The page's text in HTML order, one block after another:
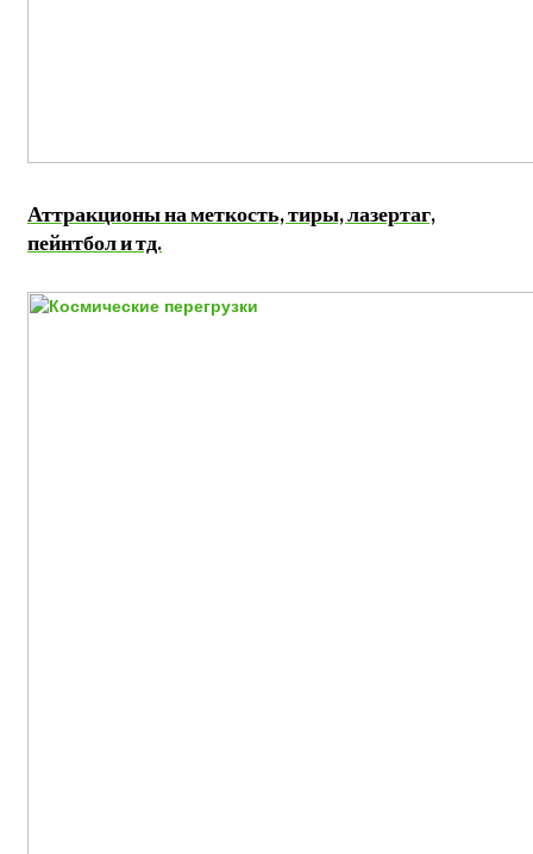
Аттракционы на меткость, тиры, лазертаг,
пейнтбол и тд.